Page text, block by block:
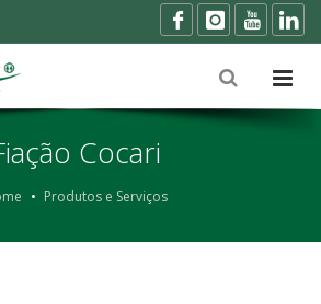
Cocari
Produtos e Serviços